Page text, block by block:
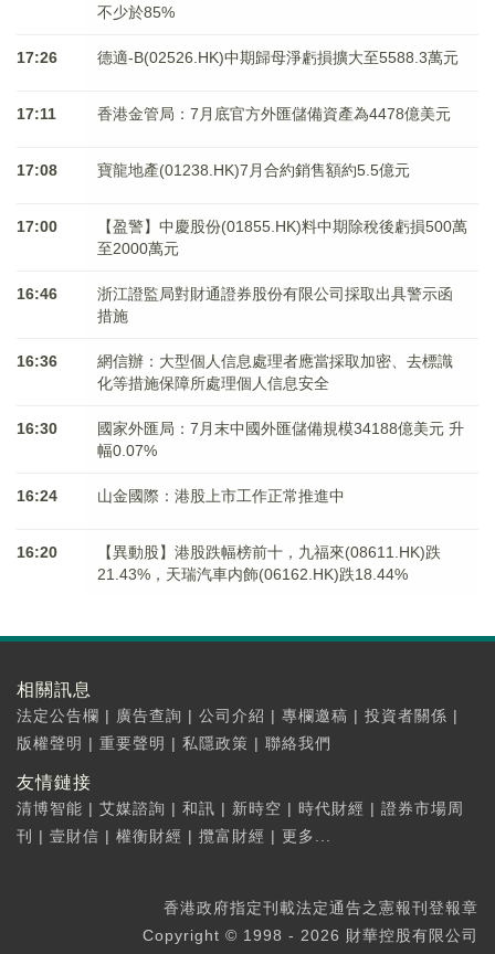
不少於85%
17:26 德適-B(02526.HK)中期歸母淨虧損擴大至5588.3萬元
17:11 香港金管局：7月底官方外匯儲備資產為4478億美元
17:08 寶龍地產(01238.HK)7月合約銷售額約5.5億元
17:00
【盈警】中慶股份(01855.HK)料中期除稅後虧損500萬
至2000萬元
16:46
浙江證監局對財通證券股份有限公司採取出具警示函
措施
16:36
網信辦：大型個人信息處理者應當採取加密、去標識
化等措施保障所處理個人信息安全
16:30
國家外匯局：7月末中國外匯儲備規模34188億美元 升
幅0.07%
16:24 山金國際：港股上市工作正常推進中
16:20
【異動股】港股跌幅榜前十，九福來(08611.HK)跌
21.43%，天瑞汽車内飾(06162.HK)跌18.44%
相關訊息
法定公告欄 | 廣告查詢 | 公司介紹 | 專欄邀稿 | 投資者關係 |
版權聲明 | 重要聲明 | 私隱政策 | 聯絡我們
友情鏈接
清博智能 | 艾媒諮詢 | 和訊 | 新時空 | 時代財經 | 證券市場周
刊
| 壹財信 | 權衡財經 | 攬富財經 | 更多...
香港政府指定刊載法定通告之憲報刊登報章
Copyright © 1998 - 2026 財華控股有限公司